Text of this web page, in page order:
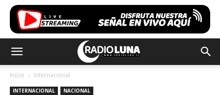
Inicio Internacional
INTERNACIONAL NACIONAL